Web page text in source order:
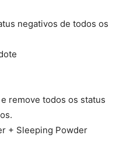
negativos de todos os
remove todos os status
+ Sleeping Powder